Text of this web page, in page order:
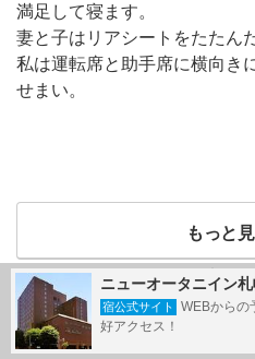
満足して寝ます。
妻と子はリアシートをたたん
私は運転席と助手席に横向き
せまい。
もっと
写真：あ
この旅行記のタグ
ニューオータニイン
宿公式サイト
WEBからの
好アクセス！